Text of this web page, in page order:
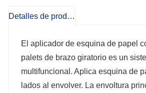
Detalles de producto
El aplicador de esquina de papel
palets de brazo giratorio es un
multifuncional. Aplica esquina de
lados al envolver. La envoltura